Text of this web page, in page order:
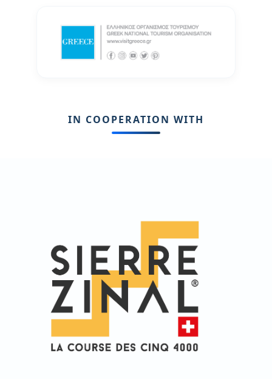
IN COOPERATION WITH